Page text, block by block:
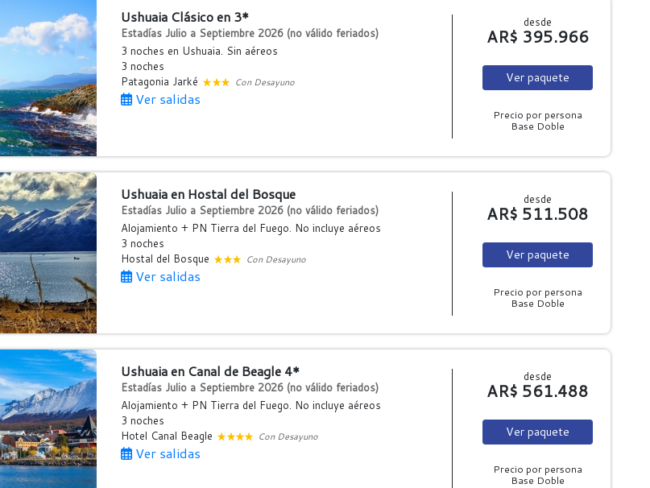
Ushuaia Clásico en 3*
Estadías Julio a Septiembre 2026 (no válido feriados)
3 noches en Ushuaia. Sin aéreos
3 noches
Patagonia Jarké
Con Desayuno
Ver salidas
desde
AR$ 395.966
Ver paquete
Precio por persona
Base Doble
Ushuaia en Hostal del Bosque
Estadías Julio a Septiembre 2026 (no válido feriados)
Alojamiento + PN Tierra del Fuego. No incluye aéreos
3 noches
Hostal del Bosque
Con Desayuno
Ver salidas
desde
AR$ 511.508
Ver paquete
Precio por persona
Base Doble
Ushuaia en Canal de Beagle 4*
Estadías Julio a Septiembre 2026 (no válido feriados)
Alojamiento + PN Tierra del Fuego. No incluye aéreos
3 noches
Hotel Canal Beagle
Con Desayuno
Ver salidas
desde
AR$ 561.488
Ver paquete
Precio por persona
Base Doble